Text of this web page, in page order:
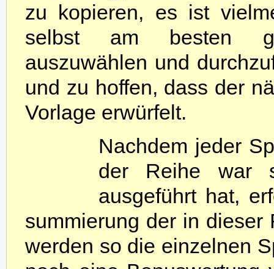
zu kopieren, es ist
selbst am besten
auszuwählen und
und zu hoffen, dass der
Vorlage erwürfelt.
Nachdem jeder
der Reihe war
ausgeführt hat,
summierung der in dieser
werden so die einzelnen